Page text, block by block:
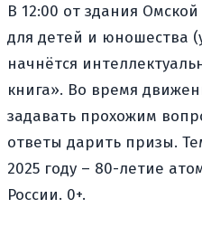
В 12:00 от здания
для детей и юношества
начнётся
книга». Во время
задавать прохожим
ответы дарить призы.
2025 году – 80-летие
России. 0+.